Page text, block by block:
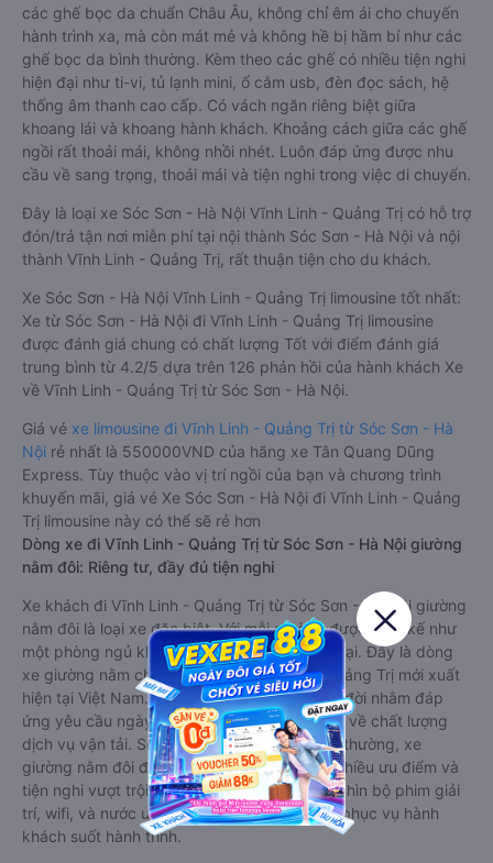
các ghế bọc da chuẩn Châu Âu, không chỉ êm ái cho chuyến
hành trình xa, mà còn mát mẻ và không hề bị hầm bí như các
ghế bọc da bình thường. Kèm theo các ghế có nhiều tiện nghi
hiện đại như ti-vi, tủ lạnh mini, ổ cắm usb, đèn đọc sách, hệ
thống âm thanh cao cấp. Có vách ngăn riêng biệt giữa
khoang lái và khoang hành khách. Khoảng cách giữa các ghế
ngồi rất thoải mái, không nhồi nhét. Luôn đáp ứng được nhu
cầu về sang trọng, thoải mái và tiện nghi trong việc di chuyển.
Đây là loại xe Sóc Sơn - Hà Nội Vĩnh Linh - Quảng Trị có hỗ trợ
đón/trả tận nơi miễn phí tại nội thành Sóc Sơn - Hà Nội và nội
thành Vĩnh Linh - Quảng Trị, rất thuận tiện cho du khách.
Xe Sóc Sơn - Hà Nội Vĩnh Linh - Quảng Trị limousine tốt nhất:
Xe từ Sóc Sơn - Hà Nội đi Vĩnh Linh - Quảng Trị limousine
được đánh giá chung có chất lượng Tốt với điểm đánh giá
trung bình từ 4.2/5 dựa trên 126 phản hồi của hành khách Xe
về Vĩnh Linh - Quảng Trị từ Sóc Sơn - Hà Nội.
Giá vé xe limousine đi Vĩnh Linh - Quảng Trị từ Sóc Sơn - Hà
Nội rẻ nhất là 550000VND của hãng xe Tân Quang Dũng
Express. Tùy thuộc vào vị trí ngồi của bạn và chương trình
khuyến mãi, giá vé Xe Sóc Sơn - Hà Nội đi Vĩnh Linh - Quảng
Trị limousine này có thể sẽ rẻ hơn
Dòng xe đi Vĩnh Linh - Quảng Trị từ Sóc Sơn - Hà Nội giường
nằm đôi: Riêng tư, đầy đủ tiện nghi
Xe khách đi Vĩnh Linh - Quảng Trị từ Sóc Sơn - Hà Nội giường
nằm đôi là loại xe đặc biệt. Với mỗi giường được thiết kế như
một phòng ngủ khách sạn sang trọng, hiện đại. Đây là dòng
xe giường nằm cho cặp đôi đi Vĩnh Linh - Quảng Trị mới xuất
hiện tại Việt Nam. Loại xe giường nằm đôi ra đời nhằm đáp
ứng yêu cầu ngày càng cao của khách hàng về chất lượng
dịch vụ vận tải. So với xe giường nằm thông thường, xe
giường nằm đôi đi Vĩnh Linh - Quảng Trị có nhiều ưu điểm và
tiện nghi vượt trội. Màn hình LCD với hàng nghìn bộ phim giải
trí, wifi, và nước uống và chăn đắp miễn phí phục vụ hành
khách suốt hành trình.